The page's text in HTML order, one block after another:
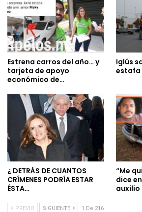
Estrena carros del año… y
tarjeta de apoyo
económico de…
Iglús
estafa
¿ DETRÁS DE CUANTOS
CRÍMENES PODRÍA ESTAR
ÉSTA…
“Me
dice
auxilio
PREVIO SIGUIENTE 1 De 216